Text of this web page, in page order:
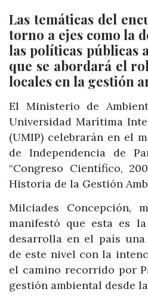
Las temáticas del
torno a ejes como la
las políticas públicas
que se abordará el
locales en la gestión
El Ministerio de
Universidad Marítima
(UMIP) celebrarán en el
de Independencia de
“Congreso Científico,
Historia de la Gestión
Milciades Concepción,
manifestó que esta es
desarrolla en el país
de este nivel con la
el camino recorrido por
gestión ambiental desde